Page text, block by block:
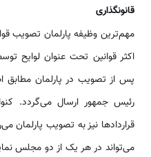
قانونگذاری
مهم‌ترین وظیفه پارلمان تصویب
اکثر قوانین تحت عنوان لوایح
پس از تصویب در پارلمان مطابق
رئیس جمهور ارسال می‌گردد.
قراردادها نیز به تصویب پارلمان
می‌تواند در هر یک از دو مجلس